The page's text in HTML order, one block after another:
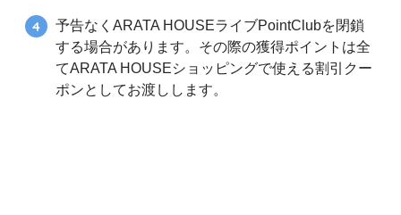
予告なくARATA HOUSEライブPointClubを閉鎖
する場合があります。その際の獲得ポイントは全
てARATA HOUSEショッピングで使える割引クー
ポンとしてお渡しします。